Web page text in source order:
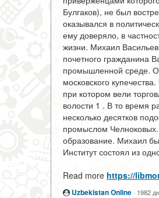
Булгаков), не был
оказывался в
ему доверяло, в
жизни. Михаил
почетного гражданина
промышленной среде.
московского
при котором вели
волости 1 . В то время
несколько десятков
промыслом Челноковых.
образование. Михаил
Институт состоял из
Read more https://
Uzbekistan Online · 1982